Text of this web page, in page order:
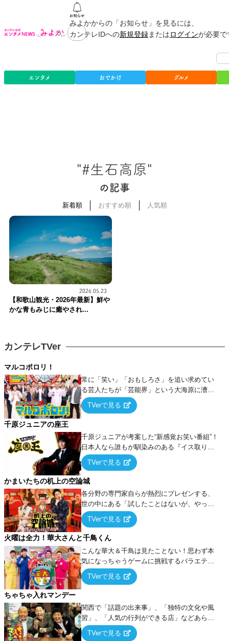
みよかからの「お知らせ」を見るには、
カンテレIDへの新規登録またはログインが必要
エンタメ おでかけ グルメ
"#生石高原"
の記事
新着順 おすすめ順 人気順
2026.05.23
【和歌山観光・2026年最新】鮮や
かな青もみじに癒やされ...
カンテレTVer
マルコポロリ！
常に「笑い」「おもしろさ」を追い求めてい
る芸人たちが「芸能界」という大海原に漕ぎ
出でて、新たなオモシロ人間を発掘する！
TVerで見る
千原ジュニアの座王
千原ジュニアが考案した“新感覚お笑い番組”！
日本人なら誰もが馴染みのある『イス取りゲ
ーム』をベースに、大喜利・ギャグ・モノボ
ケ・歌…など様々なお題で芸人がショートネ
タを競い合う！
TVerで見る
かまいたちの机上の空論城
各分野の専門家自らが熱烈にプレゼンする、
世の中にある「試したことはないが、やって
みたらこうなる！…ハズ」という“机上の空
論”に若手芸人らがカラダを張って挑む！
TVerで見る
火曜は全力！華大さんと千鳥くん
こんな華大＆千鳥は見たことない！思わず本
気になっちゃうゲームに挑戦するバラエティ
ー！
TVerで見る
ちゃちゃ入れマンデー
関西で「話題の出来事」、「独特の文化や風
習」、「人気の行列ができる店」などあらゆ
るテーマについて好き放題にちゃちゃを入れ
ていく関西色を前面に押し出したトークバラ
TVerで見る